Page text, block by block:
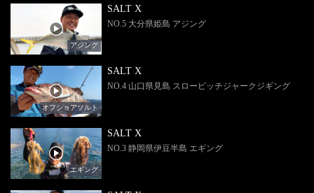
アジング
SALT X
NO.5 大分県姫島 アジング
オフショアソルト
SALT X
NO.4 山口県見島 スローピッチジャークジギング
エギング
SALT X
NO.3 静岡県伊豆半島 エギング